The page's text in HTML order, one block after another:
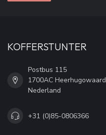
KOFFERSTUNTER
Postbus 115
1700AC Heerhugowaard
Nederland
+31 (0)85-0806366